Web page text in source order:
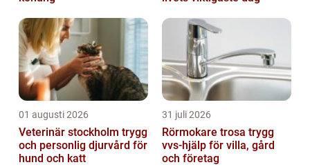
01 augusti 2026
Veterinär stockholm trygg
och personlig djurvård för
hund och katt
31 juli 2026
Rörmokare trosa trygg
vvs-hjälp för villa, gård
och företag